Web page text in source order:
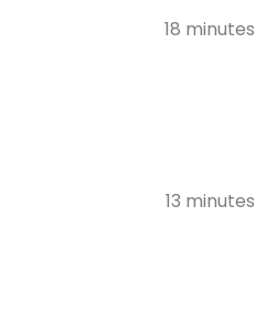
18 minutes
13 minutes